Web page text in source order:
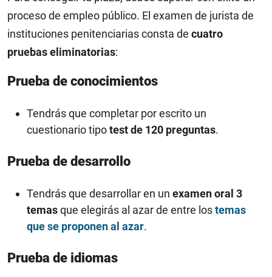
proceso de empleo público. El examen de jurista de
instituciones penitenciarias consta de cuatro
pruebas eliminatorias:
Prueba de conocimientos
Tendrás que completar por escrito un
cuestionario tipotest de 120 preguntas.
Prueba de desarrollo
Tendrás que desarrollar en un examen oral 3
temasque elegirás al azar de entre lostemas
que se proponen al azar.
Prueba de idiomas